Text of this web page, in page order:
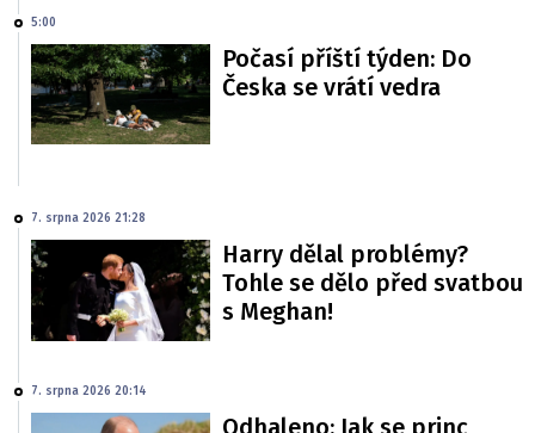
5:00
Počasí příští týden: Do
Česka se vrátí vedra
7. srpna 2026 21:28
Harry dělal problémy?
Tohle se dělo před svatbou
s Meghan!
7. srpna 2026 20:14
Odhaleno: Jak se princ